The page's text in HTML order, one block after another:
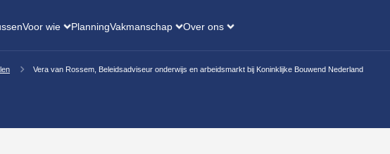
Voor wie PlanningVakmanschap Over ons
Vera van Rossem, Beleidsadviseur onderwijs en arbeidsmarkt bij Koninklijke Bouwend Nederland